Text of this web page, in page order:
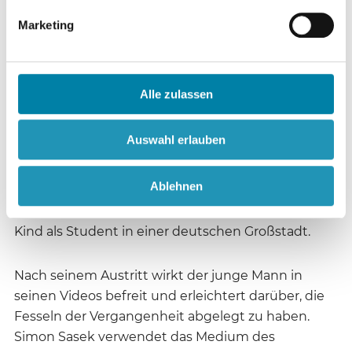
Marketing
Alle zulassen
Auswahl erlauben
Ablehnen
wahrgenommen, die bei ihm eine zunehmende
und beschreibt die Gemeinschaft rückblickend als
„totalitäres System“ und „kollektive Psychose“.
Deutschland, um von dort aus mit seiner Frau und
seiner Tochter nach Australien zu fliehen. Der
räumliche Abstand hätte ihm geholfen, seine
Gedanken zu ordnen. Heute lebt er mit Frau und
Kind als Student in einer deutschen Großstadt.
Nach seinem Austritt wirkt der junge Mann in
seinen Videos befreit und erleichtert darüber, die
Fesseln der Vergangenheit abgelegt zu haben.
Simon Sasek verwendet das Medium des